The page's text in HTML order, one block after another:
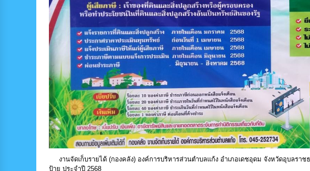
งานจัดเก็บรายได้ (กองคลัง) องค์การบริหารส่วนตำบลแก้ง อำเภอเดชอุดม จังหวัดอุบลรา
ป้าย ประจำปี 2568